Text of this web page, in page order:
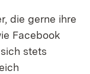
die gerne ihre
Facebook
stets